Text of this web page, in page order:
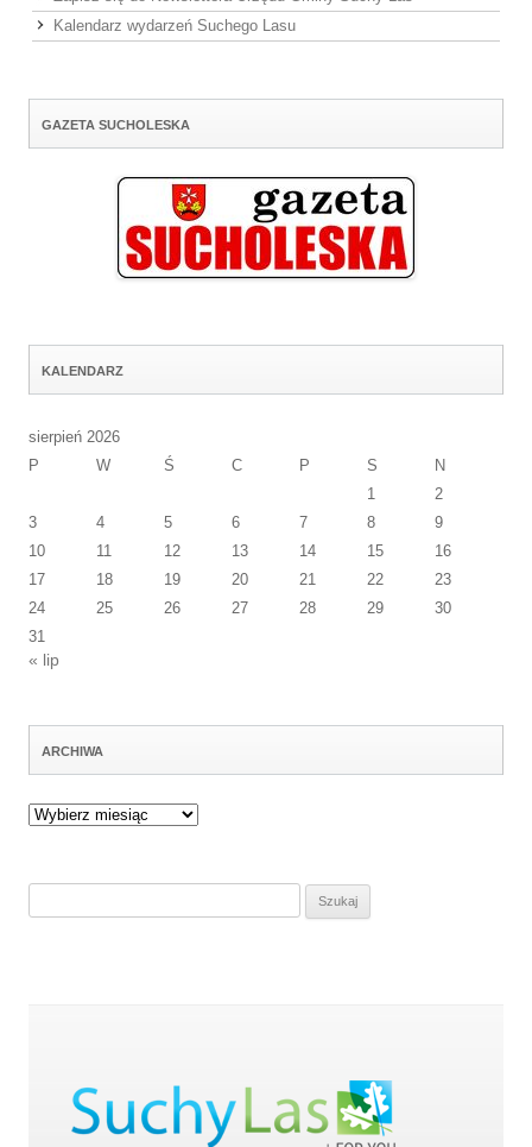
Kalendarz wydarzeń Suchego Lasu
GAZETA SUCHOLESKA
KALENDARZ
sierpień 2026
P
W Ś C P S
N
1
2
3
4 5 6 7 8
9
10
11 12 13 14 15
16
17
18 19 20 21 22
23
24
25 26 27 28 29
30
31
« lip
ARCHIWA
Archiwa